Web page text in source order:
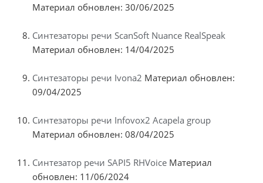
Материал обновлен: 30/06/2025
Синтезаторы речи ScanSoft Nuance RealSpeak
Материал обновлен: 14/04/2025
Синтезаторы речи Ivona2 Материал обновлен:
09/04/2025
Синтезаторы речи Infovox2 Acapela group
Материал обновлен: 08/04/2025
Синтезатор речи SAPI5 RHVoice Материал
обновлен: 11/06/2024